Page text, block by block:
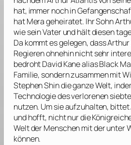
hat, immer noch in
hat Mera geheiratet. Ihr Sohn
wie sein Vater und hält diesen
Da kommt es gelegen, dass
Regieren ohnehin nicht sehr
bedroht David Kane alias Black
Familie, sondern zusammen mit
Stephen Shin die ganze Welt,
Technologie des verlorenen
nutzen. Um sie aufzuhalten,
und hofft, nicht nur die
Welt der Menschen mit der unter
können.